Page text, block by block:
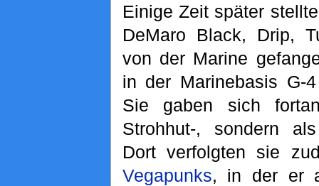
Einige Zeit später
DeMaro Black, Drip,
von der Marine
in der Marinebasis G-
Sie gaben sich
Strohhut-, sondern
Dort verfolgten sie
Vegapunks, in der er